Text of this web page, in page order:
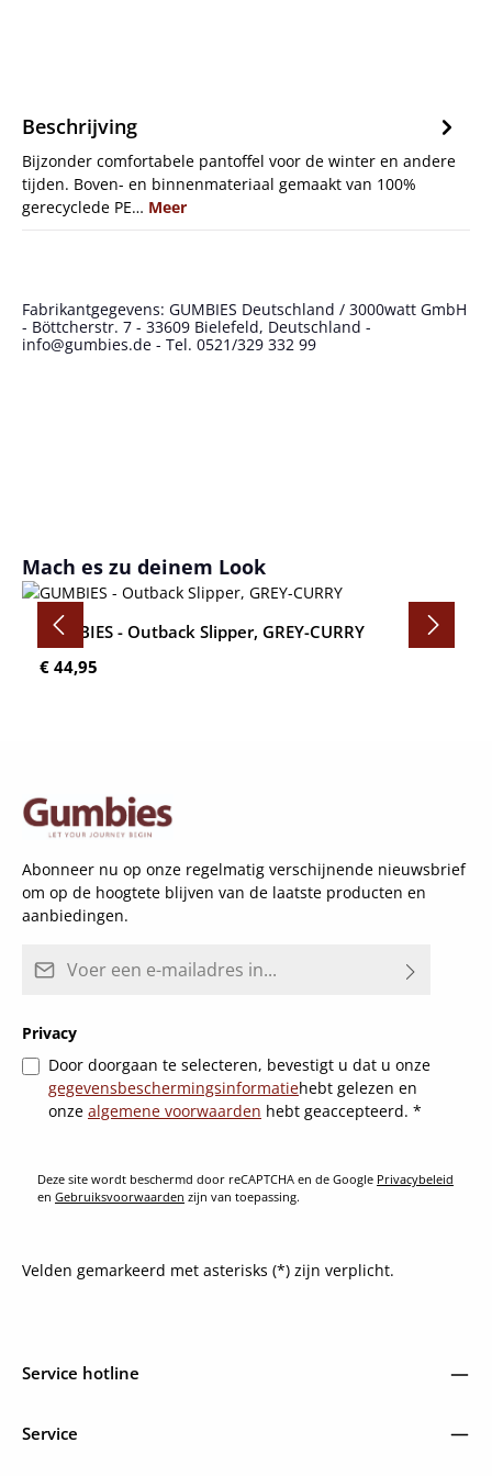
Beschrijving
Bijzonder comfortabele pantoffel voor de winter en andere
tijden. Boven- en binnenmateriaal gemaakt van 100%
gerecyclede PE… Meer
Fabrikantgegevens: GUMBIES Deutschland / 3000watt GmbH
- Böttcherstr. 7 - 33609 Bielefeld, Deutschland -
info@gumbies.de - Tel. 0521/329 332 99
Productgalerij overslaan
Mach es zu deinem Look
GUMBIES - Outback Slipper, GREY-CURRY
Normale prijs:
€ 44,95
Abonneer nu op onze regelmatig verschijnende nieuwsbrief
om op de hoogtete blijven van de laatste producten en
aanbiedingen.
Privacy
Door doorgaan te selecteren, bevestigt u dat u onze
gegevensbeschermingsinformatiehebt gelezen en
onze algemene voorwaarden hebt geaccepteerd. *
Deze site wordt beschermd door reCAPTCHA en de Google Privacybeleid
en Gebruiksvoorwaarden zijn van toepassing.
Velden gemarkeerd met asterisks (*) zijn verplicht.
Service hotline
Service